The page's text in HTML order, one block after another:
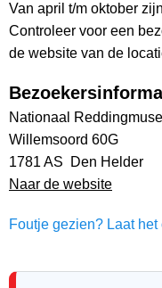
Van april t/m oktober
Controleer voor een
de website van de
Nationaal
Willemsoord 60G
1781 AS Den Helder
Naar de website
Foutje gezien? Laat